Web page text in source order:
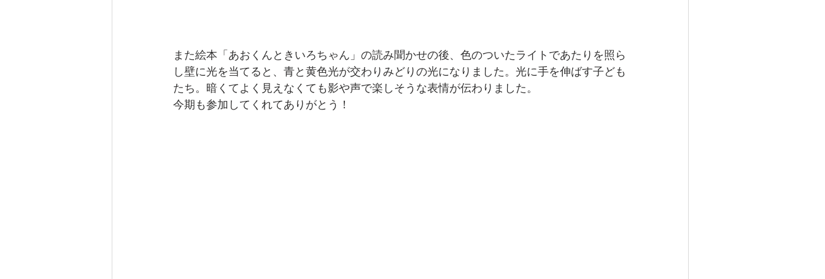
また絵本「あおくんときいろちゃん」の読み聞かせの後、色のついたライトであたりを照ら
し壁に光を当てると、青と黄色光が交わりみどりの光になりました。光に手を伸ばす子ども
たち。暗くてよく見えなくても影や声で楽しそうな表情が伝わりました。
今期も参加してくれてありがとう！